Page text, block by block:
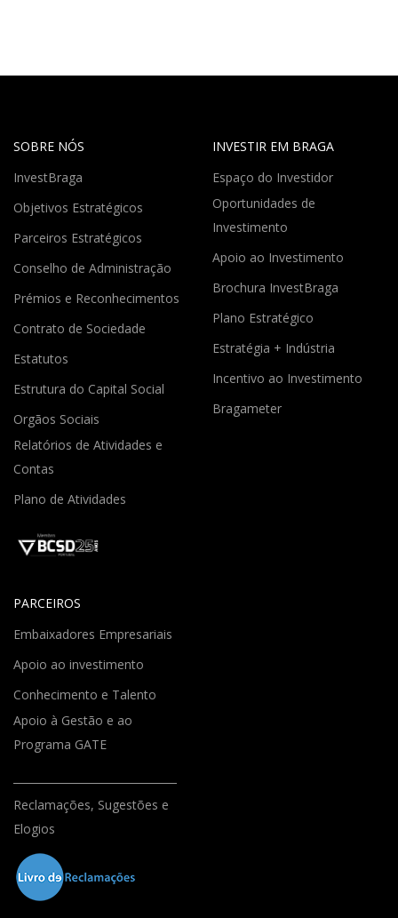
SOBRE NÓS
InvestBraga
Objetivos Estratégicos
Parceiros Estratégicos
Conselho de Administração
Prémios e Reconhecimentos
Contrato de Sociedade
Estatutos
Estrutura do Capital Social
Orgãos Sociais
Relatórios de Atividades e
Contas
Plano de Atividades
INVESTIR EM BRAGA
Espaço do Investidor
Oportunidades de
Investimento
Apoio ao Investimento
Brochura InvestBraga
Plano Estratégico
Estratégia + Indústria
Incentivo ao Investimento
Bragameter
PARCEIROS
Embaixadores Empresariais
Apoio ao investimento
Conhecimento e Talento
Apoio à Gestão e ao
Programa GATE
Reclamações, Sugestões e
Elogios